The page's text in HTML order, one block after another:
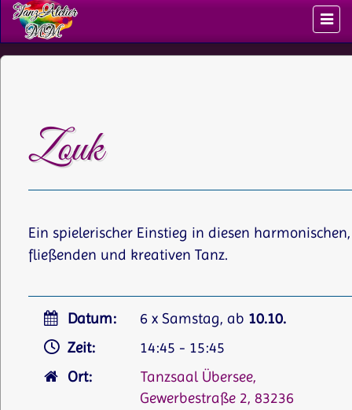
Zouk
Ein spielerischer Einstieg in diesen harmonischen,
fließenden und kreativen Tanz.
Datum: 6 x Samstag, ab 10.10.
Zeit:
14:45 - 15:45
Ort:
Tanzsaal Übersee,
Gewerbestraße 2, 83236